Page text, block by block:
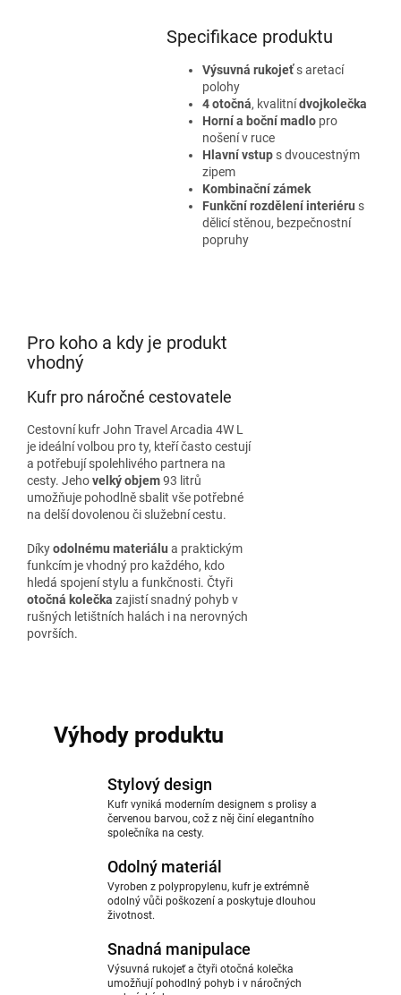
Specifikace produktu
Výsuvná rukojeťs aretací
polohy
4 otočná, kvalitnídvojkolečka
Horní a boční madlopro
nošení v ruce
Hlavní vstups dvoucestným
zipem
Kombinační zámek
Funkční rozdělení interiéru s
dělicí stěnou, bezpečnostní
popruhy
Pro koho a kdy je produkt
vhodný
Kufr pro náročné cestovatele
Cestovní kufr John Travel Arcadia 4W L
je ideální volbou pro ty, kteří často cestují
a potřebují spolehlivého partnera na
cesty. Jehovelký objem93 litrů
umožňuje pohodlně sbalit vše potřebné
na delší dovolenou či služební cestu.
Díkyodolnému materiálu a praktickým
funkcím je vhodný pro každého, kdo
hledá spojení stylu a funkčnosti. Čtyři
otočná kolečka zajistí snadný pohyb v
rušných letištních halách i na nerovných
površích.
Výhody produktu
Stylový design
Kufr vyniká moderním designem s prolisy a
červenou barvou, což z něj činí elegantního
společníka na cesty.
Odolný materiál
Vyroben z polypropylenu, kufr je extrémně
odolný vůči poškození a poskytuje dlouhou
životnost.
Snadná manipulace
Výsuvná rukojeť a čtyři otočná kolečka
umožňují pohodlný pohyb i v náročných